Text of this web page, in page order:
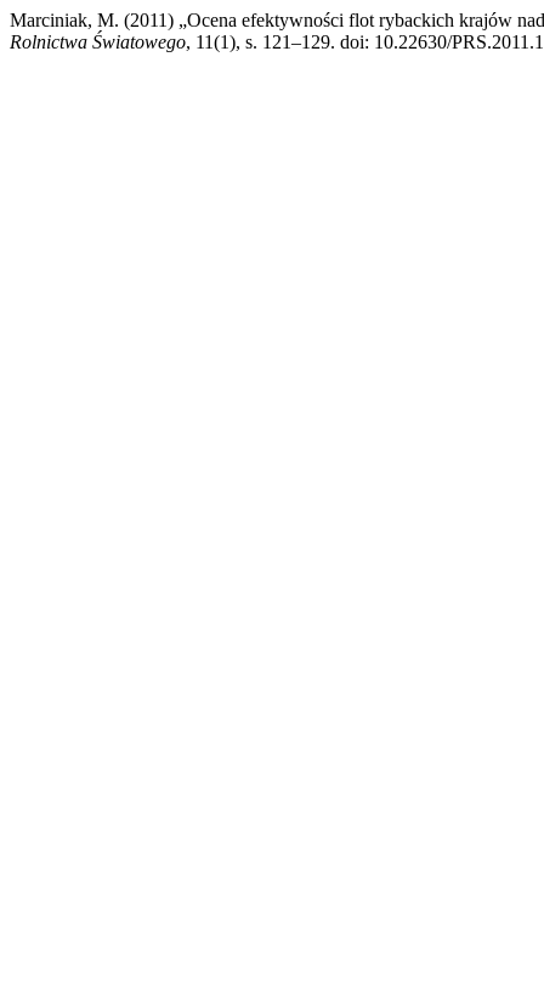
Marciniak, M. (2011) „Ocena efektywności flot rybackich krajów
Rolnictwa Światowego, 11(1), s. 121–129. doi: 10.22630/